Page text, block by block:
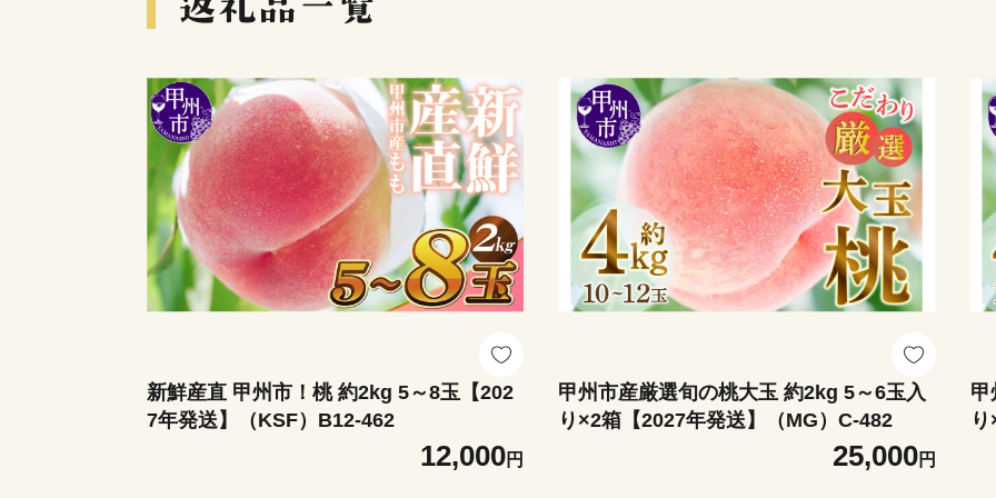
新鮮産直 甲州市！桃 約2kg 5～8玉【202
7年発送】（KSF）B12-462
12,000円
甲州市産厳選旬の桃大玉 約2kg 5～6玉入
り×2箱【2027年発送】（MG）C-482
25,000円
甲